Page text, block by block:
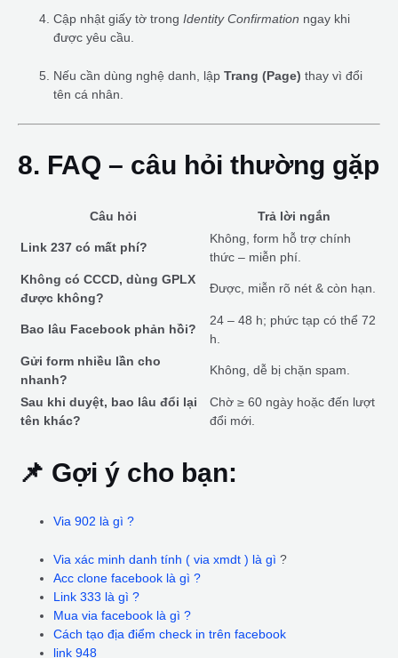
Cập nhật giấy tờ trong Identity Confirmation ngay khi
được yêu cầu.
Nếu cần dùng nghệ danh, lập Trang (Page) thay vì đổi
tên cá nhân.
8. FAQ – câu hỏi thường gặp
Câu hỏi Trả lời ngắn
Link 237 có mất phí?
Không, form hỗ trợ chính
thức – miễn phí.
Không có CCCD, dùng GPLX
được không?
Được, miễn rõ nét & còn hạn.
Bao lâu Facebook phản hồi?
24 – 48 h; phức tạp có thể 72
h.
Gửi form nhiều lần cho
nhanh?
Không, dễ bị chặn spam.
Sau khi duyệt, bao lâu đổi lại
tên khác?
Chờ ≥ 60 ngày hoặc đến lượt
đổi mới.
📌 Gợi ý cho bạn:
Via 902 là gì ?
Via xác minh danh tính ( via xmdt ) là gì ?
Acc clone facebook là gì ?
Link 333 là gì ?
Mua via facebook là gì ?
Cách tạo địa điểm check in trên facebook
link 948